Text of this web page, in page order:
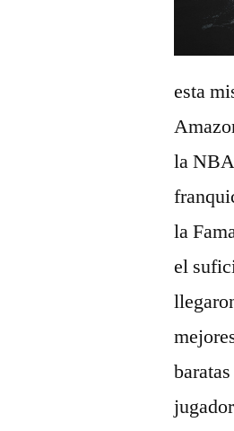
esta
la
la
el